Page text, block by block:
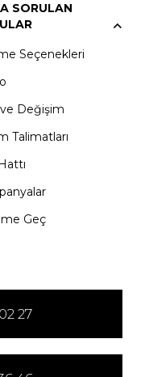
SORULAN
Seçenekleri
Değişim
Talimatları
Geç
27